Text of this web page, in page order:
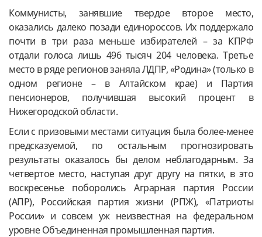
Коммунисты, занявшие твердое второе место,
оказались далеко позади единороссов. Их поддержало
почти в три раза меньше избирателей – за КПРФ
отдали голоса лишь 496 тысяч 204 человека. Третье
место в ряде регионов заняла ЛДПР, «Родина» (только в
одном регионе – в Алтайском крае) и Партия
пенсионеров, получившая высокий процент в
Нижегородской области.
Если с призовыми местами ситуация была более-менее
предсказуемой, по остальным прогнозировать
результаты оказалось бы делом неблагодарным. За
четвертое место, наступая друг другу на пятки, в это
воскресенье поборолись Аграрная партия России
(АПР), Российская партия жизни (РПЖ), «Патриоты
России» и совсем уж неизвестная на федеральном
уровне Объединенная промышленная партия.